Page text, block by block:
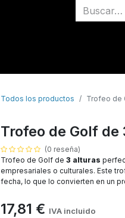
Todos los productos Trofeo de
Trofeo de Golf
(0 reseña)
Trofeo de Golf de 3 alturas
empresariales o culturales. Este
fecha, lo que lo convierten en un
17,81 € IVA incluido